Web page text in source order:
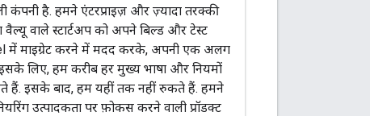
कंपनी है. हमने एंटरप्राइज़ और ज़्यादा तरक्की
वैल्यू वाले स्टार्टअप को अपने बिल्ड और टेस्ट
में माइग्रेट करने में मदद करके, अपनी एक अलग
लिए, हम करीब हर मुख्य भाषा और नियमों
हैं. इसके बाद, हम यहीं तक नहीं रुकते हैं. हमने
उत्पादकता पर फ़ोकस करने वाली प्रॉडक्ट